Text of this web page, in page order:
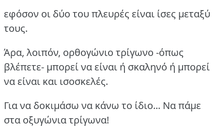
εφόσον οι δύο του πλευρές είναι ίσες μεταξύ
τους.
Άρα, λοιπόν, ορθογώνιο τρίγωνο -όπως
βλέπετε- μπορεί να είναι ή σκαληνό ή μπορεί
να είναι και ισοσκελές.
Για να δοκιμάσω να κάνω το ίδιο... Να πάμε
στα οξυγώνια τρίγωνα!